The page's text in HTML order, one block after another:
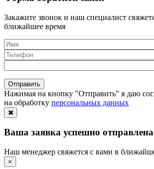
Закажите звонок и наш специалист
ближайшее время
Нажимая на кнопку "Отправить" я даю
на обработку персональных данных
Ваша заявка успешно
Наш менеджер свяжется с вами в
×